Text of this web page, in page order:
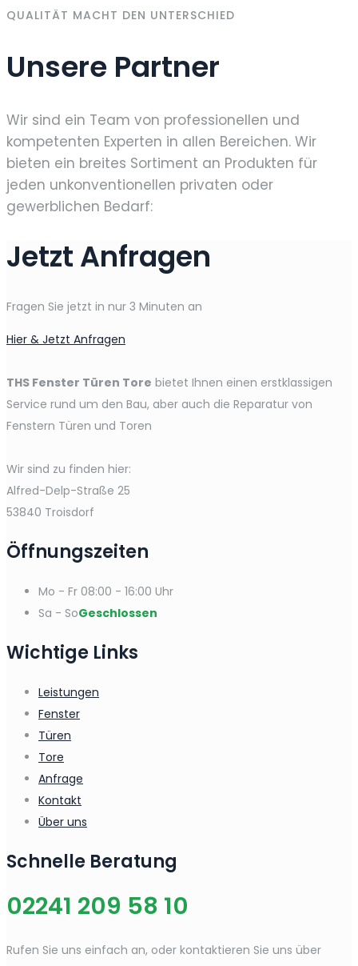
QUALITÄT MACHT DEN UNTERSCHIED
Unsere Partner
Wir sind ein Team von professionellen und
kompetenten Experten in allen Bereichen. Wir
bieten ein breites Sortiment an Produkten für
jeden unkonventionellen privaten oder
gewerblichen Bedarf:
Jetzt Anfragen
Fragen Sie jetzt in nur 3 Minuten an
Hier & Jetzt Anfragen
THS Fenster Türen Tore bietet Ihnen einen erstklassigen
Service rund um den Bau, aber auch die Reparatur von
Fenstern Türen und Toren
Wir sind zu finden hier:
Alfred-Delp-Straße 25
53840 Troisdorf
Öffnungszeiten
Mo - Fr 08:00 - 16:00 Uhr
Sa - SoGeschlossen
Wichtige Links
Leistungen
Fenster
Türen
Tore
Anfrage
Kontakt
Über uns
Schnelle Beratung
02241 209 58 10
Rufen Sie uns einfach an, oder kontaktieren Sie uns über